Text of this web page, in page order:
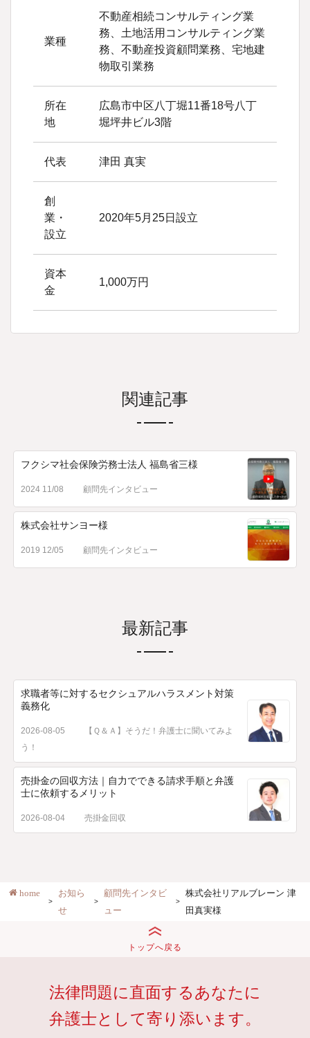
業種
不動産相続コンサルティング業
務、土地活用コンサルティング業
務、不動産投資顧問業務、宅地建
物取引業務
所在
地
広島市中区八丁堀11番18号八丁
堀坪井ビル3階
代表 津田 真実
創
業・
設立
2020年5月25日設立
資本
金
1,000万円
関連記事
フクシマ社会保険労務士法人 福島省三様
2024 11/08 顧問先インタビュー
株式会社サンヨー様
2019 12/05 顧問先インタビュー
最新記事
求職者等に対するセクシュアルハラスメント対策
義務化
2026-08-05
【Ｑ＆Ａ】そうだ！弁護士に聞いてみよ
う！
売掛金の回収方法｜自力でできる請求手順と弁護
士に依頼するメリット
2026-08-04 売掛金回収
home
お知ら
せ
顧問先インタビ
ュー
株式会社リアルブレーン 津
田真実様
トップへ戻る
法律問題に直面するあなたに
弁護士として寄り添います。